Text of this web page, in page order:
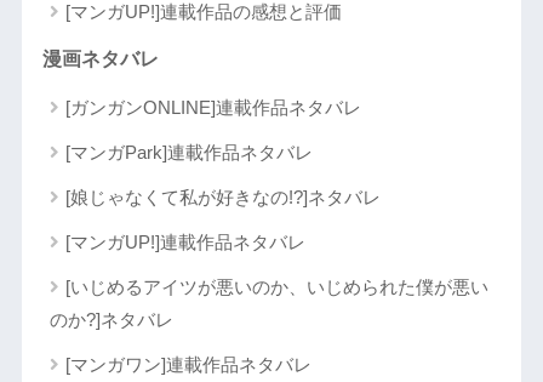
[マンガUP!]連載作品の感想と評価
漫画ネタバレ
[ガンガンONLINE]連載作品ネタバレ
[マンガPark]連載作品ネタバレ
[娘じゃなくて私が好きなの!?]ネタバレ
[マンガUP!]連載作品ネタバレ
[いじめるアイツが悪いのか、いじめられた僕が悪い
のか?]ネタバレ
[マンガワン]連載作品ネタバレ